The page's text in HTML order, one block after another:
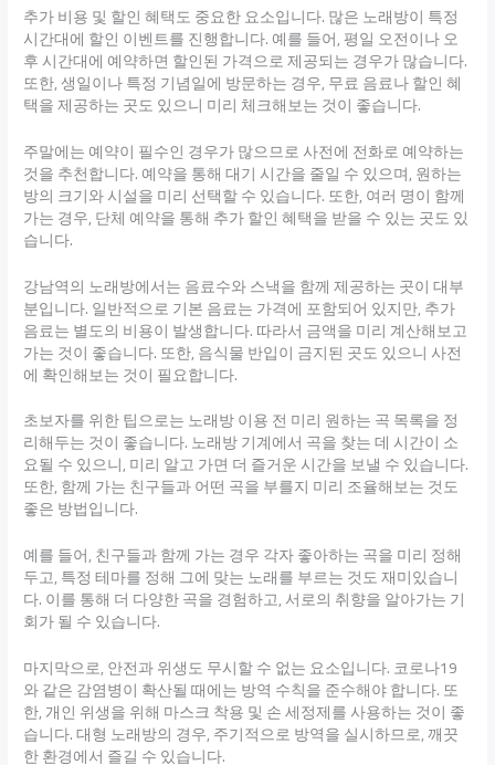
추가 비용 및 할인 혜택도 중요한 요소입니다. 많은 노래방이 특정
시간대에 할인 이벤트를 진행합니다. 예를 들어, 평일 오전이나 오
후 시간대에 예약하면 할인된 가격으로 제공되는 경우가 많습니다.
또한, 생일이나 특정 기념일에 방문하는 경우, 무료 음료나 할인 혜
택을 제공하는 곳도 있으니 미리 체크해보는 것이 좋습니다.
주말에는 예약이 필수인 경우가 많으므로 사전에 전화로 예약하는
것을 추천합니다. 예약을 통해 대기 시간을 줄일 수 있으며, 원하는
방의 크기와 시설을 미리 선택할 수 있습니다. 또한, 여러 명이 함께
가는 경우, 단체 예약을 통해 추가 할인 혜택을 받을 수 있는 곳도 있
습니다.
강남역의 노래방에서는 음료수와 스낵을 함께 제공하는 곳이 대부
분입니다. 일반적으로 기본 음료는 가격에 포함되어 있지만, 추가
음료는 별도의 비용이 발생합니다. 따라서 금액을 미리 계산해보고
가는 것이 좋습니다. 또한, 음식물 반입이 금지된 곳도 있으니 사전
에 확인해보는 것이 필요합니다.
초보자를 위한 팁으로는 노래방 이용 전 미리 원하는 곡 목록을 정
리해두는 것이 좋습니다. 노래방 기계에서 곡을 찾는 데 시간이 소
요될 수 있으니, 미리 알고 가면 더 즐거운 시간을 보낼 수 있습니다.
또한, 함께 가는 친구들과 어떤 곡을 부를지 미리 조율해보는 것도
좋은 방법입니다.
예를 들어, 친구들과 함께 가는 경우 각자 좋아하는 곡을 미리 정해
두고, 특정 테마를 정해 그에 맞는 노래를 부르는 것도 재미있습니
다. 이를 통해 더 다양한 곡을 경험하고, 서로의 취향을 알아가는 기
회가 될 수 있습니다.
마지막으로, 안전과 위생도 무시할 수 없는 요소입니다. 코로나19
와 같은 감염병이 확산될 때에는 방역 수칙을 준수해야 합니다. 또
한, 개인 위생을 위해 마스크 착용 및 손 세정제를 사용하는 것이 좋
습니다. 대형 노래방의 경우, 주기적으로 방역을 실시하므로, 깨끗
한 환경에서 즐길 수 있습니다.